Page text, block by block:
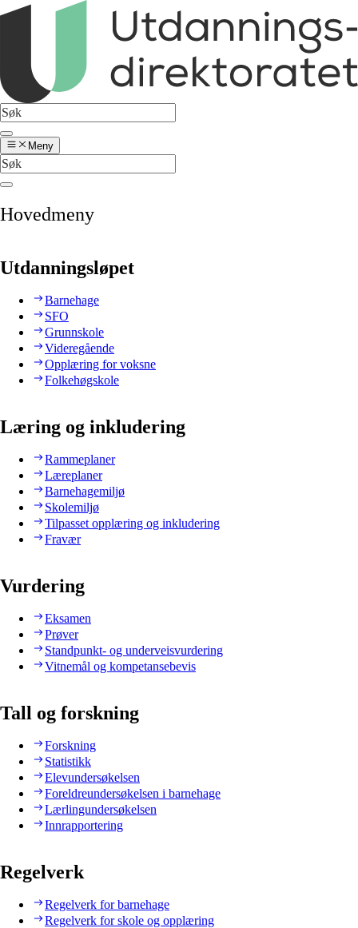
Meny
Hovedmeny
Utdanningsløpet
Barnehage
SFO
Grunnskole
Videregående
Opplæring for voksne
Folkehøgskole
Læring og inkludering
Rammeplaner
Læreplaner
Barnehagemiljø
Skolemiljø
Tilpasset opplæring og inkludering
Fravær
Vurdering
Eksamen
Prøver
Standpunkt- og underveisvurdering
Vitnemål og kompetansebevis
Tall og forskning
Forskning
Statistikk
Elevundersøkelsen
Foreldreundersøkelsen i barnehage
Lærlingundersøkelsen
Innrapportering
Regelverk
Regelverk for barnehage
Regelverk for skole og opplæring